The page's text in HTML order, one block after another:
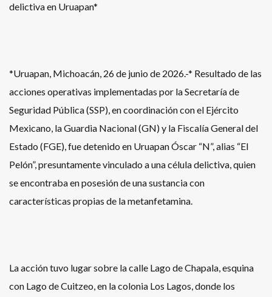
delictiva en Uruapan*
*Uruapan, Michoacán, 26 de junio de 2026.-* Resultado de las
acciones operativas implementadas por la Secretaría de
Seguridad Pública (SSP), en coordinación con el Ejército
Mexicano, la Guardia Nacional (GN) y la Fiscalía General del
Estado (FGE), fue detenido en Uruapan Óscar “N”, alias “El
Pelón”, presuntamente vinculado a una célula delictiva, quien
se encontraba en posesión de una sustancia con
características propias de la metanfetamina.
La acción tuvo lugar sobre la calle Lago de Chapala, esquina
con Lago de Cuitzeo, en la colonia Los Lagos, donde los